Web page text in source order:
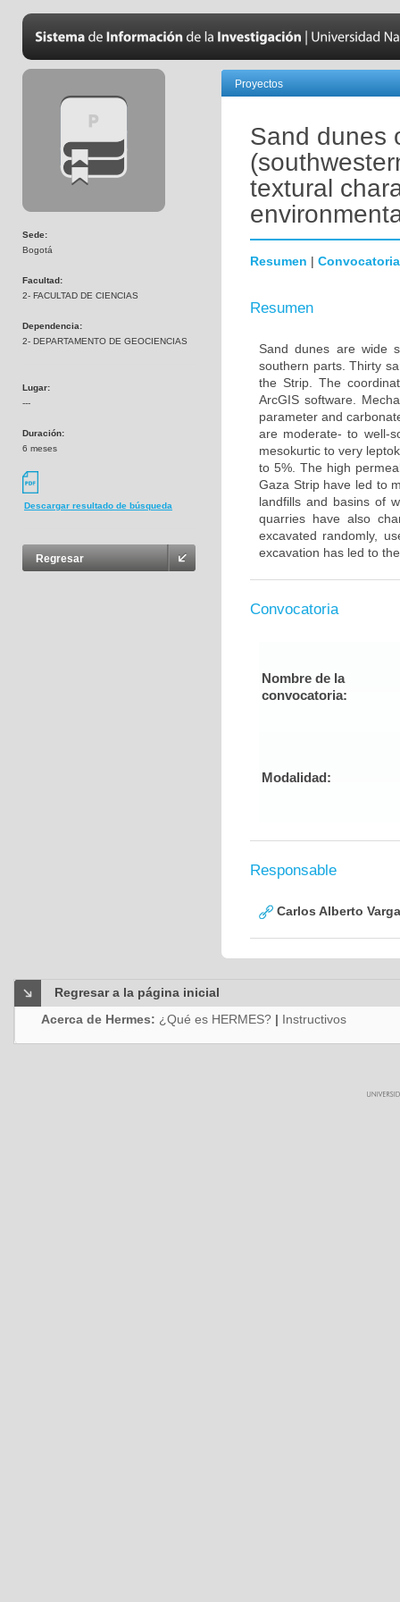
Sede:
Bogotá
Facultad:
2- FACULTAD DE CIENCIAS
Dependencia:
2- DEPARTAMENTO DE GEOCIENCIAS
Lugar:
---
Duración:
6 meses
Descargar resultado de búsqueda
Regresar
Proyectos
Sand dunes
textural
Resumen | Convocatoria
Resumen
Sand dunes are wide
southern parts. Thirty
the Strip. The
ArcGIS software.
parameter and
are moderate- to well-
mesokurtic to very
to 5%. The high
Gaza Strip have led to
landfills and basins of
quarries have also
excavated randomly,
excavation has led to
Convocatoria
Nombre de la
convocatoria:
Modalidad:
Responsable
Carlos Alberto
Regresar a la página inicial
Acerca de Hermes: ¿Qué es HERMES? | Instructivos